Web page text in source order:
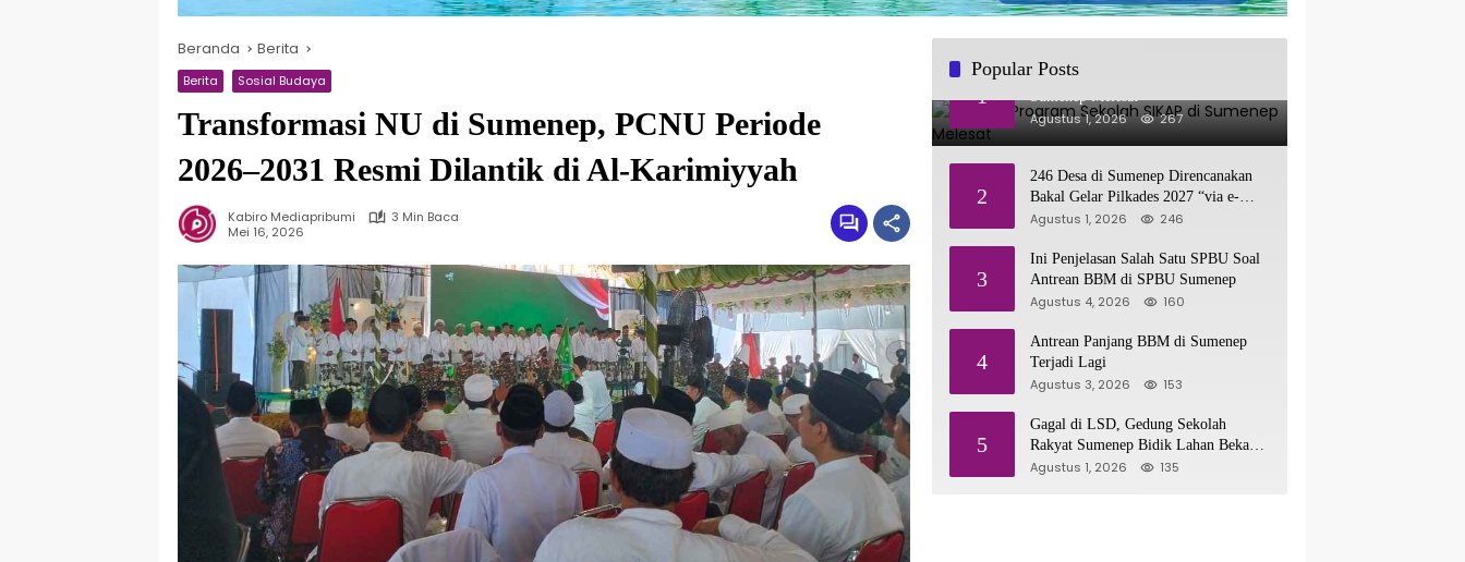
Beranda Berita
Berita Sosial Budaya
Transformasi NU di Sumenep, PCNU Periode
2026–2031 Resmi Dilantik di Al-Karimiyyah
Kabiro Mediapribumi
3 Min Baca
Mei 16, 2026
Popular Posts
1
Progres Program Sekolah SIKAP di
Sumenep Melesat
Agustus 1, 2026 267
2
246 Desa di Sumenep Direncanakan
Bakal Gelar Pilkades 2027 “via e-
Voting”
Agustus 1, 2026 246
3
Ini Penjelasan Salah Satu SPBU Soal
Antrean BBM di SPBU Sumenep
Agustus 4, 2026 160
4
Antrean Panjang BBM di Sumenep
Terjadi Lagi
Agustus 3, 2026 153
5
Gagal di LSD, Gedung Sekolah
Rakyat Sumenep Bidik Lahan Bekas
Rencana Sport Center
Agustus 1, 2026 135